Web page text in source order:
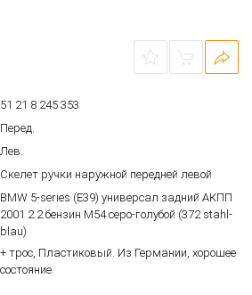
51 21 8 245 353
Перед.
Лев.
Скелет ручки наружной передней левой
BMW 5-series (E39) универсал задний АКПП
2001 2.2 бензин M54 серо-голубой (372 stahl-
blau)
+ трос, Пластиковый. Из Германии, хорошее
состояние.